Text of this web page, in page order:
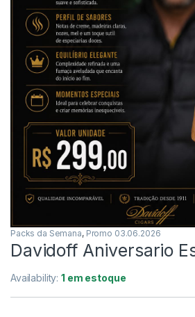
Packs da Semana, Promo 03.06.2026
Davidoff Aniversario
Availability:1 em estoque